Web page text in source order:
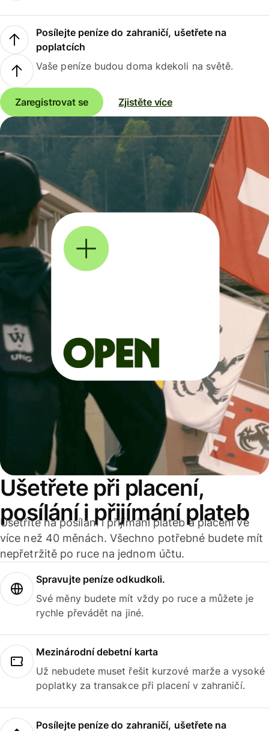
Posílejte peníze do zahraničí, ušetřete na
poplatcích
Vaše peníze budou doma kdekoli na světě.
Zaregistrovat se Zjistěte více
Ušetřete při placení,
posílání i přijímání plateb
Ušetříte na posílání i přijímání plateb a placení ve
více než 40 měnách. Všechno potřebné budete mít
nepřetržitě po ruce na jednom účtu.
Spravujte peníze odkudkoli.
Své měny budete mít vždy po ruce a můžete je
rychle převádět na jiné.
Mezinárodní debetní karta
Už nebudete muset řešit kurzové marže a vysoké
poplatky za transakce při placení v zahraničí.
Posílejte peníze do zahraničí, ušetřete na